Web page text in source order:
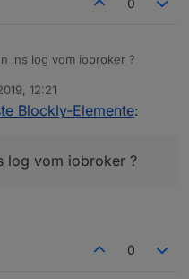
0
ins log vom iobroker ?
12:21
Blockly-Elemente:
log vom iobroker ?
0